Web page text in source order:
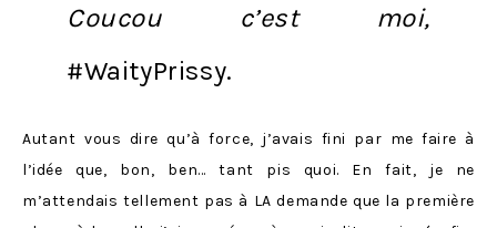
Coucou c’est moi,
#WaityPrissy.
Autant vous dire qu’à force, j’avais fini par me faire à
l’idée que, bon, ben… tant pis quoi. En fait, je ne
m’attendais tellement pas à LA demande que la première